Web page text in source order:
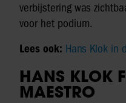
verbijstering was
voor het podium.
Lees ook: Hans Klok in
HANS KLOK
MAESTRO